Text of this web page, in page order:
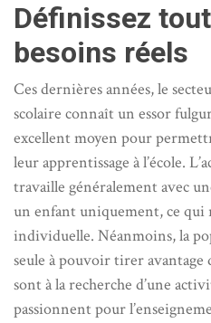
Définissez
besoins réels
Ces dernières années, le
scolaire connaît un essor
excellent moyen pour
leur apprentissage à l’école.
travaille généralement avec
un enfant uniquement, ce qui
individuelle. Néanmoins, la
seule à pouvoir tirer avantage
sont à la recherche d’une
passionnent pour